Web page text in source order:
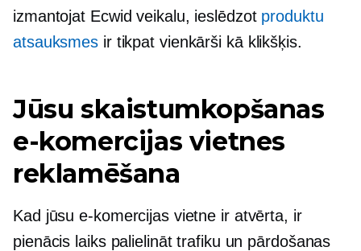
izmantojat Ecwid veikalu, ieslēdzot produktu
atsauksmes ir tikpat vienkārši kā klikšķis.
Jūsu skaistumkopšanas
e-komercijas vietnes
reklamēšana
Kad jūsu e-komercijas vietne ir atvērta, ir
pienācis laiks palielināt trafiku un pārdošanas